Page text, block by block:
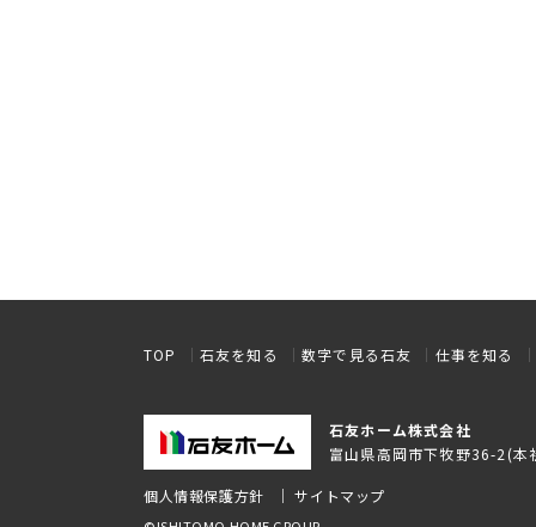
TOP 石友を知る 数字で見る石友 仕事を知る
石友ホーム株式会社
富山県高岡市下牧野36-2(本
個人情報保護方針 サイトマップ